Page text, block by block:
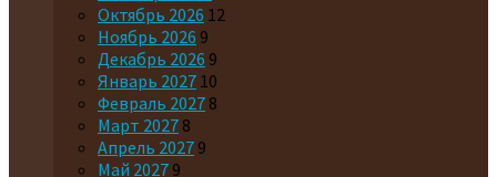
Октябрь 2026 12
Ноябрь 2026 9
Декабрь 2026 9
Январь 2027 10
Февраль 2027 8
Март 2027 8
Апрель 2027 9
Май 2027 9